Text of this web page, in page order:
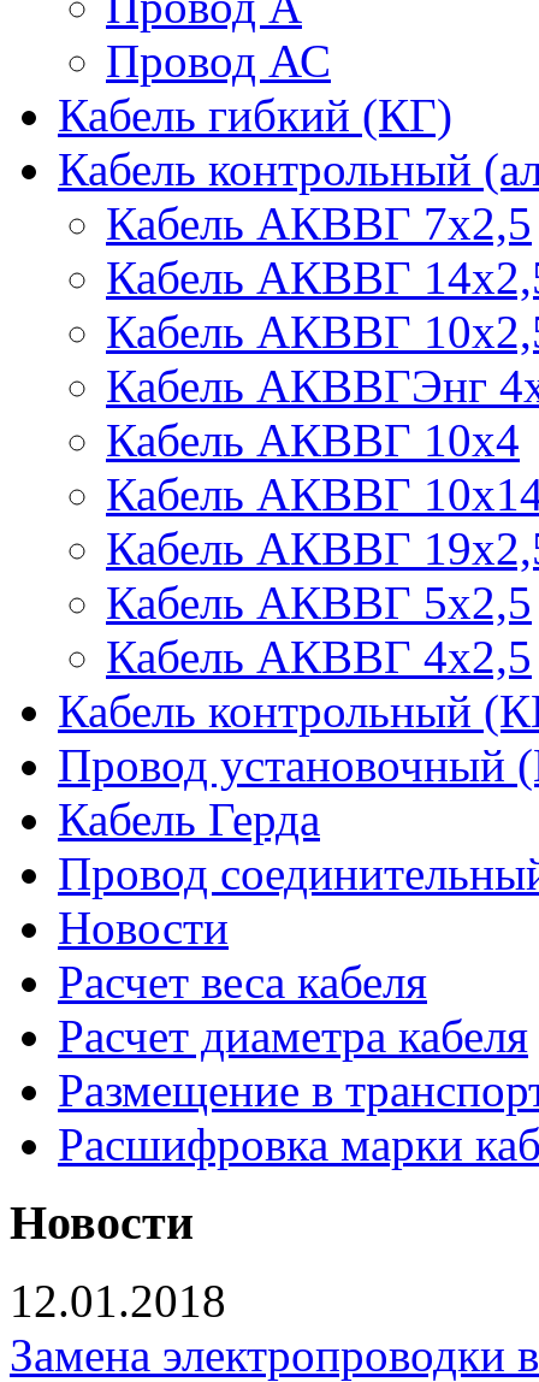
Провод АС
Кабель гибкий (КГ)
Кабель контрольный
Кабель АКВВГ 7х2,5
Кабель АКВВГ
Кабель АКВВГ
Кабель АКВВГЭнг
Кабель АКВВГ 10х4
Кабель АКВВГ
Кабель АКВВГ
Кабель АКВВГ 5х2,5
Кабель АКВВГ 4х2,5
Кабель контрольный
Провод
Кабель Герда
Провод
Новости
Расчет веса кабеля
Расчет диаметра кабеля
Размещение в
Расшифровка марки
Новости
12.01.2018
Замена электропроводки